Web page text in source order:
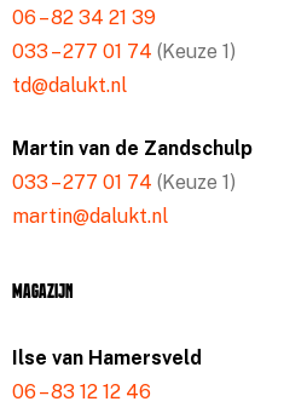
06 – 82 34 21 39
033 – 277 01 74 (Keuze 1)
td@dalukt.nl
Martin van de Zandschulp
033 – 277 01 74 (Keuze 1)
martin@dalukt.nl
Magazijn
Ilse van Hamersveld
06 – 83 12 12 46